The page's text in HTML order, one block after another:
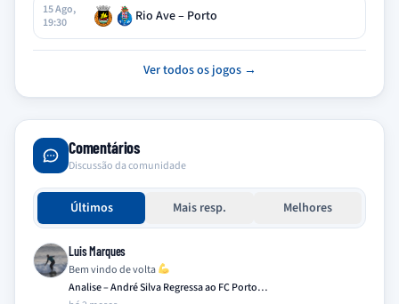
15 Ago,
19:30
Rio Ave – Porto
Ver todos os jogos →
Comentários
Discussão da comunidade
Últimos Mais resp. Melhores
Luis Marques
Bem vindo de volta
Analise – André Silva Regressa ao FC Porto…